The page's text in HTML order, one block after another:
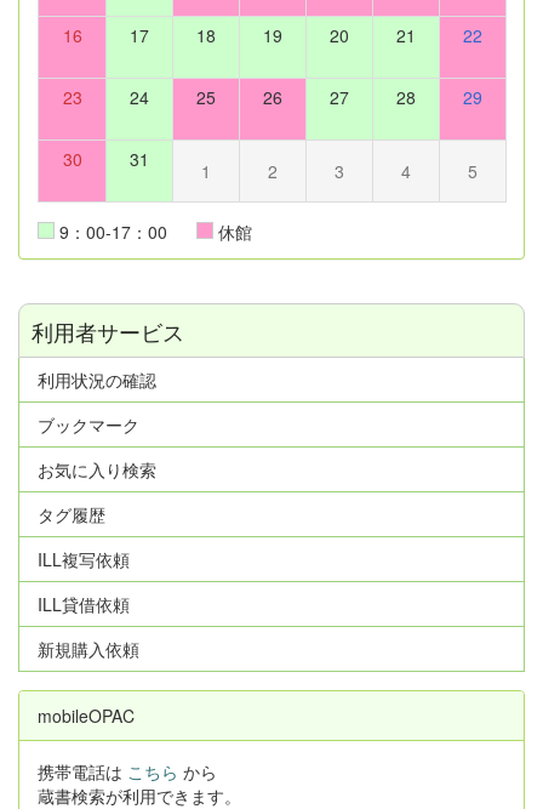
16 17 18 19 20 21 22
23 24 25 26 27 28 29
30 31 1 2 3 4 5
9：00-17：00 休館
利用者サービス
利用状況の確認
ブックマーク
お気に入り検索
タグ履歴
ILL複写依頼
ILL貸借依頼
新規購入依頼
mobileOPAC
携帯電話は こちら から
蔵書検索が利用できます。